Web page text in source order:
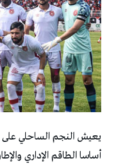
يعيش النجم الساحلي
أساسا الطاقم الإداري